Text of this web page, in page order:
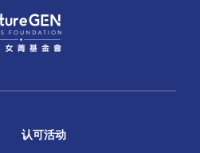
认可活动